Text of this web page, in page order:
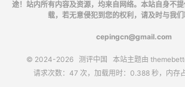
途！站内所有内容及资源，均来自网络。本站自身不
载，若无意侵犯到您的权利，请及时与我
cepingcn@gmail.com
© 2024-2026 测评中国 本站主题由
请求次数：47 次，加载用时：0.388 秒，内存